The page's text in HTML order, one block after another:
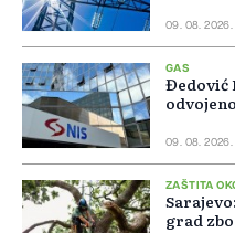
09. 08. 2026.
GAS
Đedović
09. 08. 2026.
ZAŠTITA
grad